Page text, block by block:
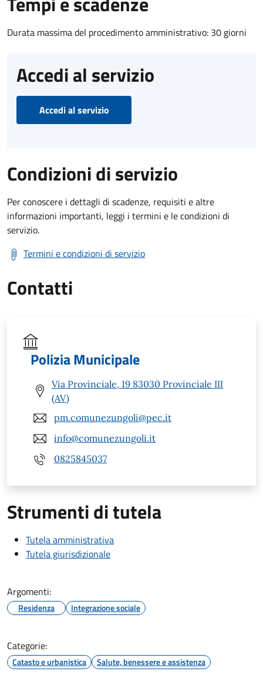
Durata massima del procedimento amministrativo: 30 giorni
Accedi al servizio
Accedi al servizio
Condizioni di servizio
Per conoscere i dettagli di scadenze, requisiti e altre
informazioni importanti, leggi i termini e le condizioni di
servizio.
Termini e condizioni di servizio
Contatti
Polizia Municipale
Via Provinciale, 19 83030 Provinciale III
(AV)
pm.comunezungoli@pec.it
info@comunezungoli.it
0825845037
Strumenti di tutela
Tutela amministrativa
Tutela giurisdizionale
Argomenti:
Residenza Integrazione sociale
Categorie:
Catasto e urbanistica Salute, benessere e assistenza